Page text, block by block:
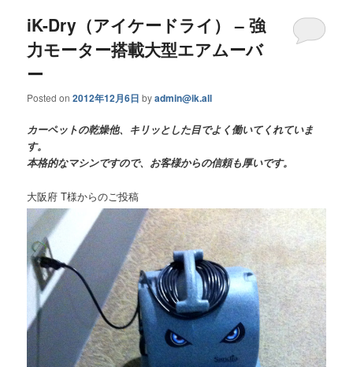
iK-Dry（アイケードライ） – 強
力モーター搭載大型エアムーバ
ー
Posted on2012年12月6日 byadmin@ik.all
カーペットの乾燥他、キリッとした目でよく働いてくれていま
す。
本格的なマシンですので、お客様からの信頼も厚いです。
大阪府 T様からのご投稿